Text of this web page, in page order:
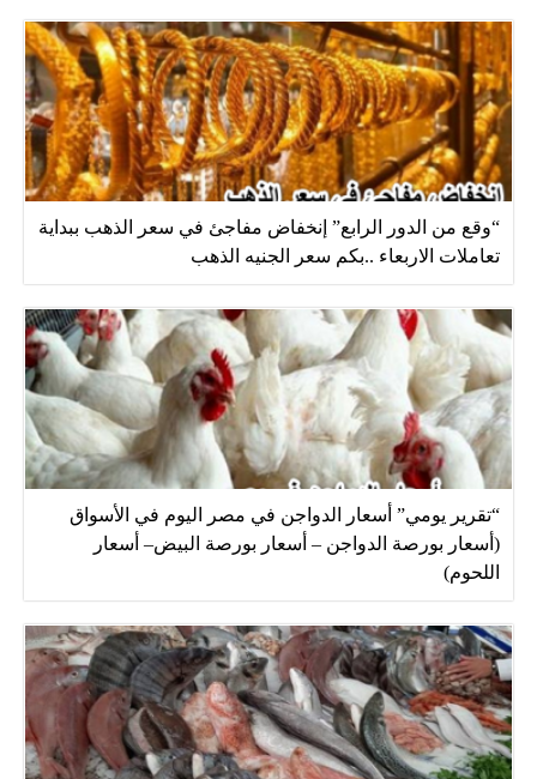
“وقع من الدور الرابع” إنخفاض مفاجئ في سعر الذهب ببداية
تعاملات الاربعاء ..بكم سعر الجنيه الذهب
“تقرير يومي” أسعار الدواجن في مصر اليوم في الأسواق
(أسعار بورصة الدواجن – أسعار بورصة البيض– أسعار
اللحوم)